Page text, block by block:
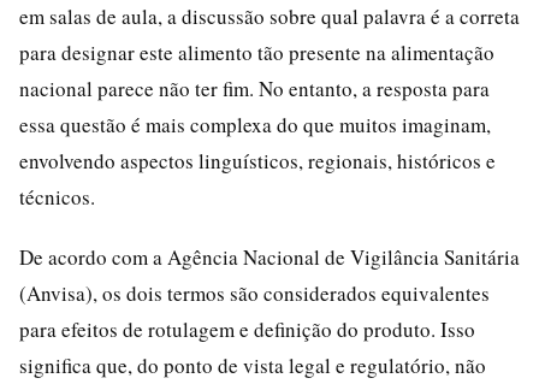
em salas de aula, a discussão sobre qual palavra é a correta
para designar este alimento tão presente na alimentação
nacional parece não ter fim. No entanto, a resposta para
essa questão é mais complexa do que muitos imaginam,
envolvendo aspectos linguísticos, regionais, históricos e
técnicos.
De acordo com a Agência Nacional de Vigilância Sanitária
(Anvisa), os dois termos são considerados equivalentes
para efeitos de rotulagem e definição do produto. Isso
significa que, do ponto de vista legal e regulatório, não